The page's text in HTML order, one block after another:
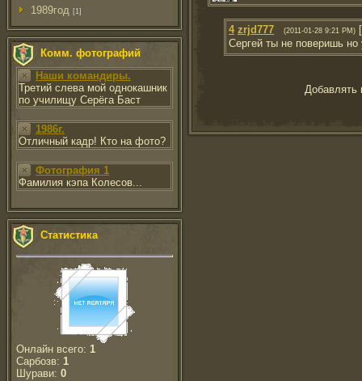
1989год [1]
Комм. фотографий
Наши командиры.
Третий слева мой однокашник
по училищу Серёга Баст
1986г.
Отличный кадр! Кто на фото?
Фотография 1
Фамилия кэпа Колесов...
Статистика
Онлайн всего: 1
Сарбозв: 1
Шурави: 0
4 zrjd777 (2011-01-28 9:21 PM) [
Сергей ты не поверишь
Добавлять